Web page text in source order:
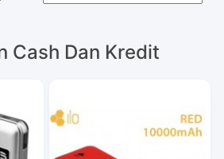
Cash Dan Kredit